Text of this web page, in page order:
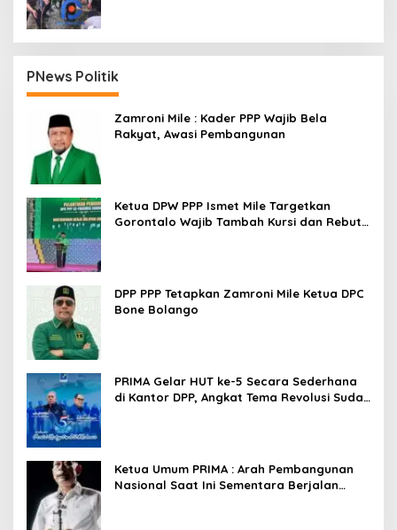
PNews Politik
Zamroni Mile : Kader PPP Wajib Bela
Rakyat, Awasi Pembangunan
Ketua DPW PPP Ismet Mile Targetkan
Gorontalo Wajib Tambah Kursi dan Rebut
DPP PPP Tetapkan Zamroni Mile Ketua DPC
Bone Bolango
PRIMA Gelar HUT ke-5 Secara Sederhana
di Kantor DPP, Angkat Tema Revolusi Sudah
Ketua Umum PRIMA : Arah Pembangunan
Nasional Saat Ini Sementara Berjalan